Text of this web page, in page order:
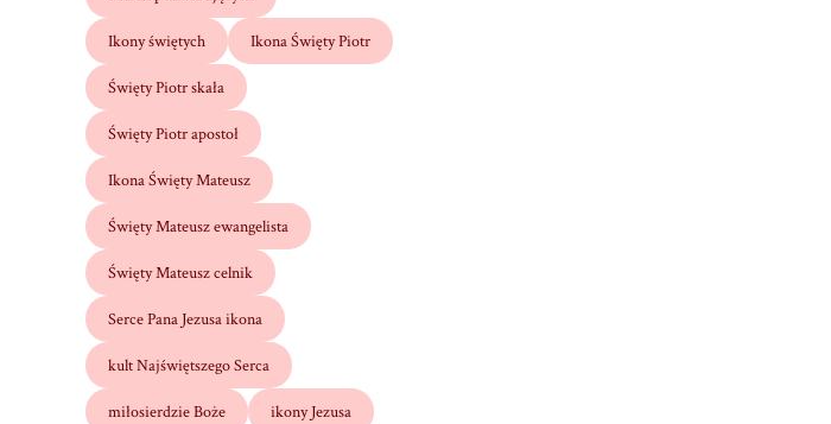
Ikony świętych Ikona Święty Piotr
Święty Piotr skała
Święty Piotr apostoł
Ikona Święty Mateusz
Święty Mateusz ewangelista
Święty Mateusz celnik
Serce Pana Jezusa ikona
kult Najświętszego Serca
miłosierdzie Boże ikony Jezusa